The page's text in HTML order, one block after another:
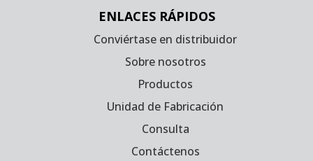
ENLACES RÁPIDOS
Conviértase en distribuidor
Sobre nosotros
Productos
Unidad de Fabricación
Consulta
Contáctenos